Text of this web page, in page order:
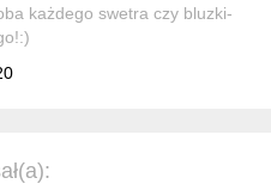
każdego swetra czy bluzki-